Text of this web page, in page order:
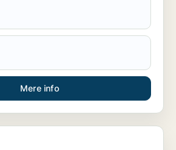
Mere info
eller showroom til leje i København